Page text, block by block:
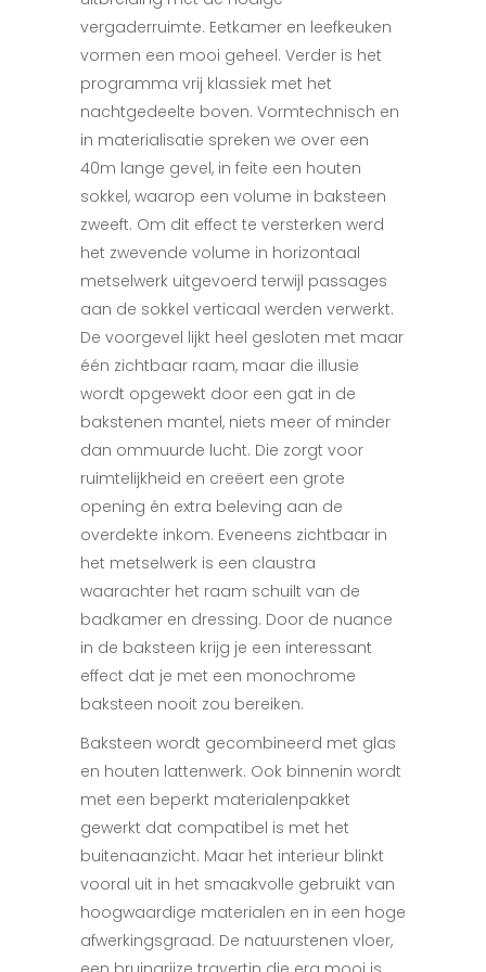
vergaderruimte. Eetkamer en leefkeuken
vormen een mooi geheel. Verder is het
programma vrij klassiek met het
nachtgedeelte boven. Vormtechnisch en
in materialisatie spreken we over een
40m lange gevel, in feite een houten
sokkel, waarop een volume in baksteen
zweeft. Om dit effect te versterken werd
het zwevende volume in horizontaal
metselwerk uitgevoerd terwijl passages
aan de sokkel verticaal werden verwerkt.
De voorgevel lijkt heel gesloten met maar
één zichtbaar raam, maar die illusie
wordt opgewekt door een gat in de
bakstenen mantel, niets meer of minder
dan ommuurde lucht. Die zorgt voor
ruimtelijkheid en creëert een grote
opening én extra beleving aan de
overdekte inkom. Eveneens zichtbaar in
het metselwerk is een claustra
waarachter het raam schuilt van de
badkamer en dressing. Door de nuance
in de baksteen krijg je een interessant
effect dat je met een monochrome
baksteen nooit zou bereiken.
Baksteen wordt gecombineerd met glas
en houten lattenwerk. Ook binnenin wordt
met een beperkt materialenpakket
gewerkt dat compatibel is met het
buitenaanzicht. Maar het interieur blinkt
vooral uit in het smaakvolle gebruikt van
hoogwaardige materialen en in een hoge
afwerkingsgraad. De natuurstenen vloer,